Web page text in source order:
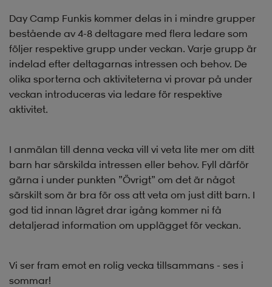
Day Camp Funkis kommer delas in i mindre grupper
bestående av 4-8 deltagare med flera ledare som
följer respektive grupp under veckan. Varje grupp är
indelad efter deltagarnas intressen och behov. De
olika sporterna och aktiviteterna vi provar på under
veckan introduceras via ledare för respektive
aktivitet.
I anmälan till denna vecka vill vi veta lite mer om ditt
barn har särskilda intressen eller behov. Fyll därför
gärna i under punkten ”Övrigt” om det är något
särskilt som är bra för oss att veta om just ditt barn. I
god tid innan lägret drar igång kommer ni få
detaljerad information om upplägget för veckan.
Vi ser fram emot en rolig vecka tillsammans - ses i
sommar!